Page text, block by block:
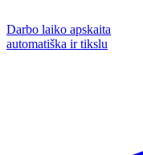
Darbo laiko apskaita
automatiška ir tikslu